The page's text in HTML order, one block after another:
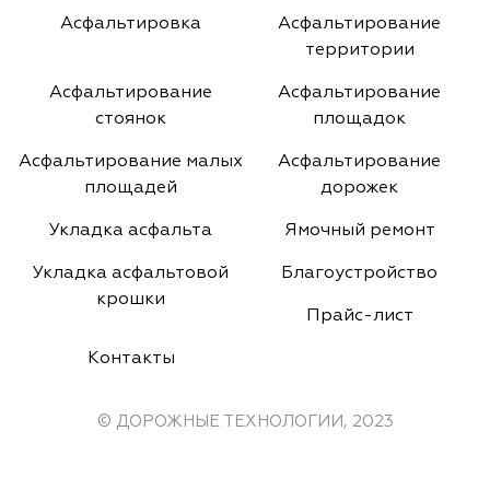
Асфальтировка
Асфальтирование
территории
Асфальтирование
стоянок
Асфальтирование
площадок
Асфальтирование малых
площадей
Асфальтирование
дорожек
Укладка асфальта Ямочный ремонт
Укладка асфальтовой
крошки
Благоустройство
Прайс-лист
Контакты
© ДОРОЖНЫЕ ТЕХНОЛОГИИ, 2023